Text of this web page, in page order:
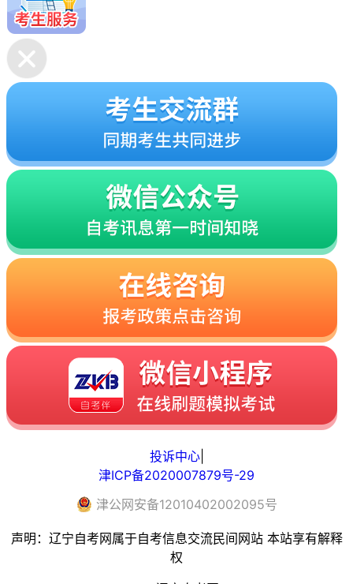
投诉中心|
津ICP备2020007879号-29
津公网安备12010402002095号
声明：辽宁自考网属于自考信息交流民间网站 本站享有解释
权